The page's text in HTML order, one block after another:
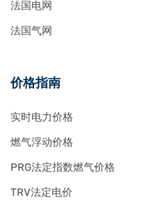
法国电网
法国气网
价格指南
实时电力价格
燃气浮动价格
PRG法定指数燃气价格
TRV法定电价